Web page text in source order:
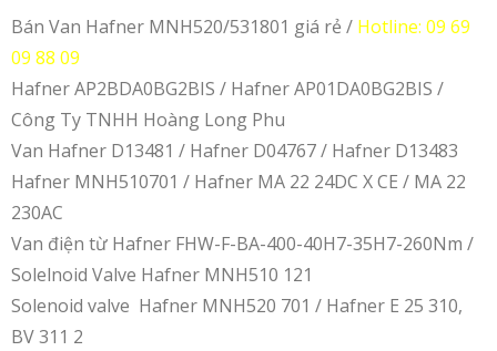
Bán Van Hafner MNH520/531801 giá rẻ / Hotline: 09 69
09 88 09
Hafner AP2BDA0BG2BIS / Hafner AP01DA0BG2BIS /
Công Ty TNHH Hoàng Long Phu
Van Hafner D13481 / Hafner D04767 / Hafner D13483
Hafner MNH510701 / Hafner MA 22 24DC X CE / MA 22
230AC
Van điện từ Hafner FHW-F-BA-400-40H7-35H7-260Nm /
Solelnoid Valve Hafner MNH510 121
Solenoid valve Hafner MNH520 701 / Hafner E 25 310,
BV 311 2